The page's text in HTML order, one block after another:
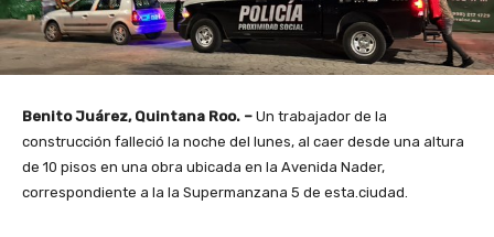
Benito Juárez, Quintana Roo. – Un trabajador de la
construcción falleció la noche del lunes, al caer desde una altura
de 10 pisos en una obra ubicada en la Avenida Nader,
correspondiente a la la Supermanzana 5 de esta.ciudad.